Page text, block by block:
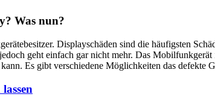
Was nun?
Displayschäden sind die häufigsten
geht einfach gar nicht mehr. Das
Es gibt verschiedene Möglichkeiten das defekte